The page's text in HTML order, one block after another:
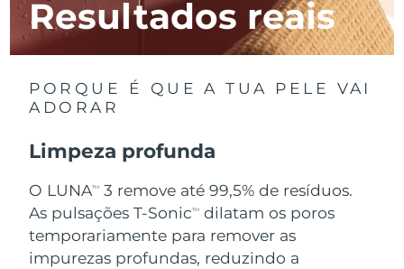
Resultados reais
PORQUE É QUE A TUA PELE VAI
ADORAR
Limpeza profunda
O LUNATM
3 remove até 99,5% de resíduos.
As pulsações T-SonicTM
dilatam os poros
temporariamente para remover as
impurezas profundas, reduzindo a
Luxemburgo Entrega prevista 11/08/2026
Macau, RAE da
China
Malta
México Entrega prevista 15/08/2026
Mônaco Entrega prevista